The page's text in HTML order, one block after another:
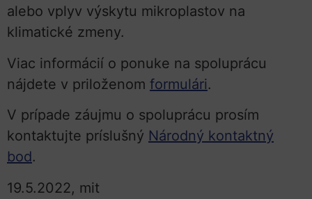
alebo vplyv výskytu mikroplastov na
klimatické zmeny.
Viac informácií o ponuke na spoluprácu
nájdete v priloženom formulári.
V prípade záujmu o spoluprácu prosím
kontaktujte príslušný Národný kontaktný
bod.
19.5.2022, mit